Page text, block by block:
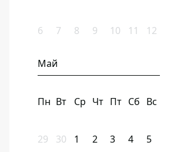
6 7 8 9 10 11 12
Май
Пн Вт Ср Чт Пт Сб Вс
29 30 1 2 3 4 5